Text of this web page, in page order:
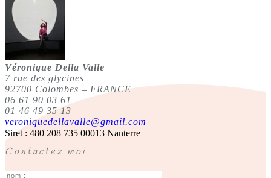
Véronique Della Valle
7 rue des glycines
92700 Colombes – FRANCE
06 61 90 03 61
01 46 49 35 13
veroniquedellavalle@gmail.com
Siret : 480 208 735 00013 Nanterre
Contactez moi